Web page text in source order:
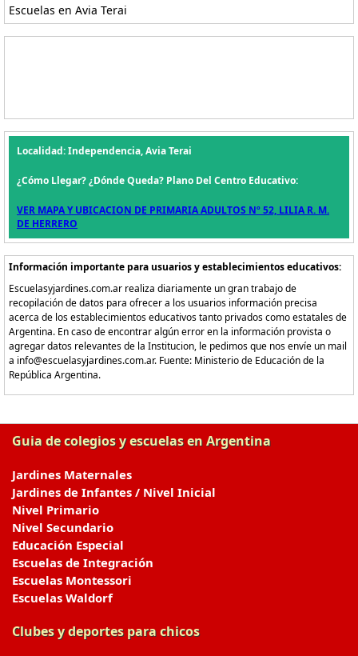
Escuelas en Avia Terai
Localidad: Independencia, Avia Terai
¿Cómo Llegar? ¿Dónde Queda? Plano Del Centro Educativo:
VER MAPA Y UBICACION DE PRIMARIA ADULTOS Nº 52, LILIA R. M.
DE HERRERO
Información importante para usuarios y establecimientos educativos:
Escuelasyjardines.com.ar realiza diariamente un gran trabajo de
recopilación de datos para ofrecer a los usuarios información precisa
acerca de los establecimientos educativos tanto privados como estatales de
Argentina. En caso de encontrar algún error en la información provista o
agregar datos relevantes de la Institucion, le pedimos que nos envíe un mail
a info@escuelasyjardines.com.ar. Fuente: Ministerio de Educación de la
República Argentina.
Guia de colegios y escuelas en Argentina
Jardines Maternales
Jardines de Infantes / Nivel Inicial
Nivel Primario
Nivel Secundario
Educación Especial
Escuelas de Integración
Escuelas Montessori
Escuelas Waldorf
Clubes y deportes para chicos